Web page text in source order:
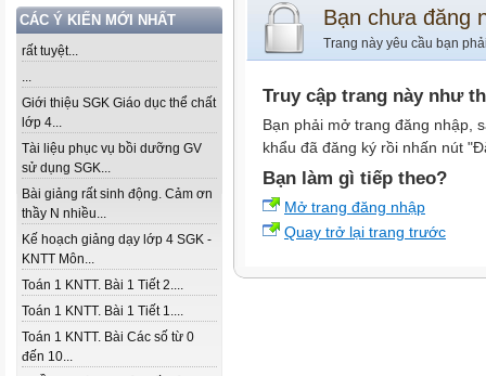
CÁC Ý KIẾN MỚI NHẤT
rất tuyệt...
...
Giới thiệu SGK Giáo dục thể chất
lớp 4...
Tài liệu phục vụ bồi dưỡng GV
sử dụng SGK...
Bài giảng rất sinh động. Cảm ơn
thầy N nhiều...
Kế hoạch giảng dạy lớp 4 SGK -
KNTT Môn...
Toán 1 KNTT. Bài 1 Tiết 2....
Toán 1 KNTT. Bài 1 Tiết 1....
Toán 1 KNTT. Bài Các số từ 0
đến 10...
Bạn chưa đăng
Trang này yêu cầu bạn
Truy cập trang này như
Bạn phải mở trang đăng nhập,
khẩu đã đăng ký rồi nhấn nút
Bạn làm gì tiếp theo?
Mở trang đăng nhập
Quay trở lại trang trước